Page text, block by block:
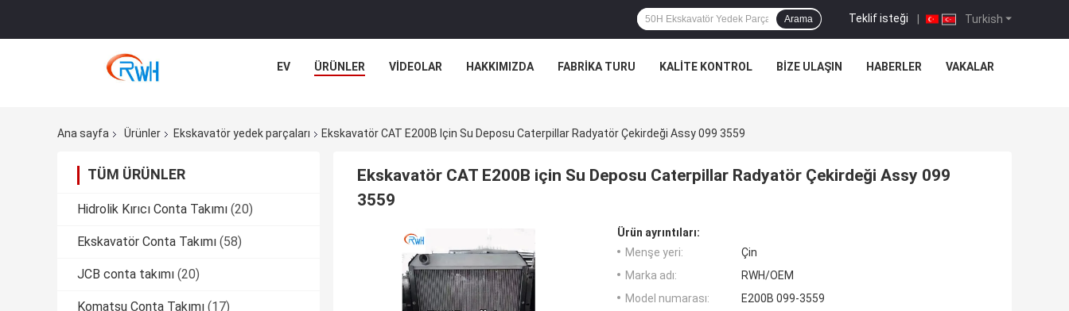
Turkish
Teklif isteği |
Arama
EV ÜRÜNLER VIDEOLAR HAKKIMIZDA FABRIKA TURU KALITE KONTROL BIZE ULAŞIN HABERLER VAKALAR
Ana sayfa Ürünler Ekskavatör yedek parçaları Ekskavatör CAT E200B Için Su Deposu Caterpillar Radyatör Çekirdeği Assy 099 3559
TÜM ÜRÜNLER
Hidrolik Kırıcı Conta Takımı (20)
Ekskavatör Conta Takımı (58)
JCB conta takımı (20)
Komatsu Conta Takımı (17)
Ekskavatör CAT E200B için Su Deposu Caterpillar Radyatör Çekirdeği Assy 099
3559
Ürün ayrıntıları:
Menşe yeri:
Çin
Marka adı:
RWH/OEM
Model numarası:
E200B 099-3559